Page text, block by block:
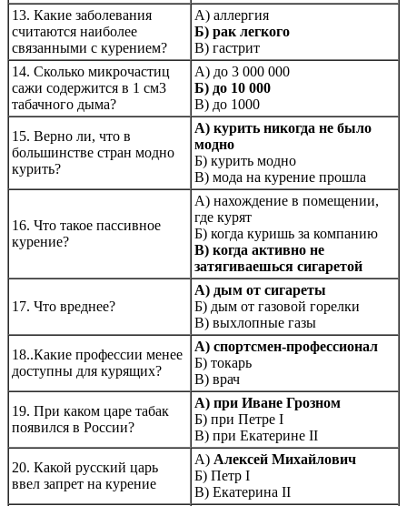
13. Какие заболевания
считаются наиболее
связанными с курением?
А) аллергия
Б) рак легкого
В) гастрит
14. Сколько микрочастиц
сажи содержится в 1 см3
табачного дыма?
А) до 3 000 000
Б) до 10 000
В) до 1000
15. Верно ли, что в
большинстве стран модно
курить?
А) курить никогда не было
модно
Б) курить модно
В) мода на курение прошла
16. Что такое пассивное
курение?
А) нахождение в помещении,
где курят
Б) когда куришь за компанию
В) когда активно не
затягиваешься сигаретой
17. Что вреднее?
А) дым от сигареты
Б) дым от газовой горелки
В) выхлопные газы
18..Какие профессии менее
доступны для курящих?
А) спортсмен-профессионал
Б) токарь
В) врач
19. При каком царе табак
появился в России?
А) при Иване Грозном
Б) при Петре I
В) при Екатерине II
20. Какой русский царь
ввел запрет на курение
А) Алексей Михайлович
Б) Петр I
В) Екатерина II